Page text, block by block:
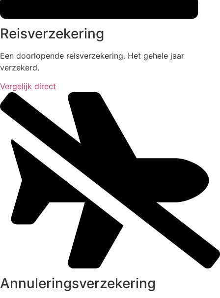
Reisverzekering
Een doorlopende reisverzekering. Het gehele jaar
verzekerd.​
Vergelijk direct
Annuleringsverzekering